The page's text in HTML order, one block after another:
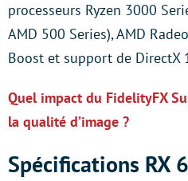
processeurs Ryzen 3000
AMD 500 Series), AMD
Boost et support de DirectX
Quel impact du FidelityFX
la qualité d’image ?
Spécifications RX